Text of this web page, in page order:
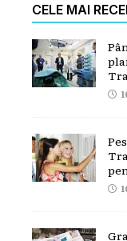
CELE MAI